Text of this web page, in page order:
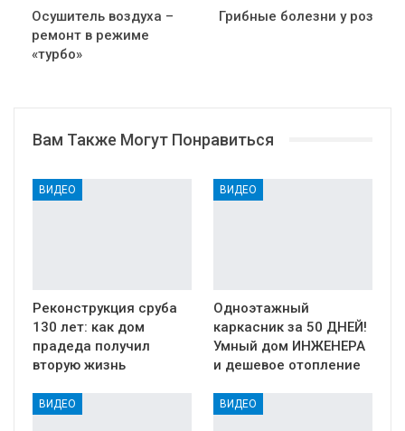
Осушитель воздуха –
ремонт в режиме
«турбо»
Грибные болезни у роз
Вам Также Могут Понравиться
ВИДЕО
Реконструкция сруба
130 лет: как дом
прадеда получил
вторую жизнь
ВИДЕО
Одноэтажный
каркасник за 50 ДНЕЙ!
Умный дом ИНЖЕНЕРА
и дешевое отопление
ВИДЕО ВИДЕО